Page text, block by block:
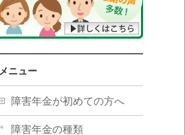
メニュー
障害年金が初めての方へ
障害年金の種類